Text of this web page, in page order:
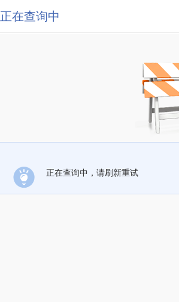
正在查询中
正在查询中，请刷新重试